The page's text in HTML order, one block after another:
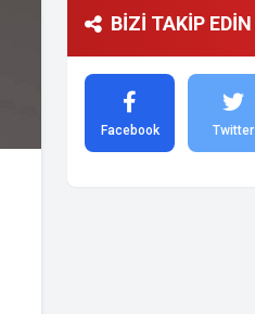
BİZİ TAKİP EDİN
Facebook Twitter